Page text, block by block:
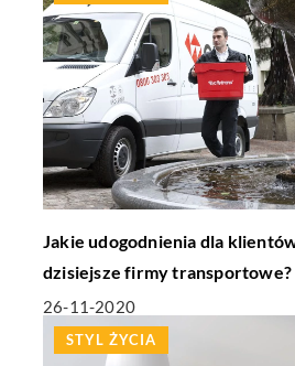
Jakie udogodnienia dla
dzisiejsze firmy transportowe?
26-11-2020
STYL ŻYCIA